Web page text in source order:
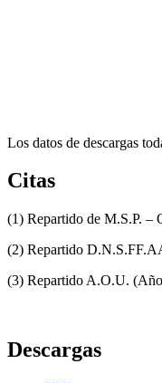
Los datos de descargas
Citas
(1) Repartido de M.S.P.
(2) Repartido
(3) Repartido A.O.U.
Descargas